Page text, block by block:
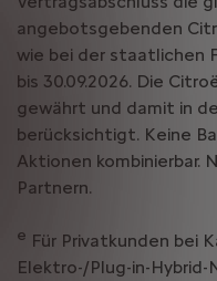
angebotsgebenden
wie bei der staatlichen
bis 30.09.2026. Die
gewährt und damit in
berücksichtigt. Keine
Aktionen kombinierbar.
Partnern.
e Für Privatkunden bei
Elektro-/Plug-in-Hybrid-